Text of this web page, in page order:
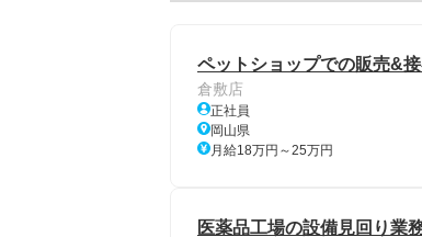
ペットショップでの販売&
倉敷店
正社員
岡山県
月給18万円～25万円
医薬品工場の設備見回り業